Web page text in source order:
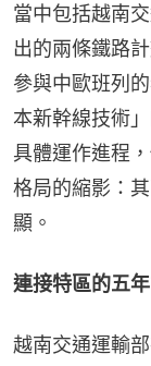
當中包括越南
出的兩條鐵路
參與中歐班列
本新幹線技術
具體運作進程
格局的縮影：
顯。
連接特區的五年
越南交通運輸